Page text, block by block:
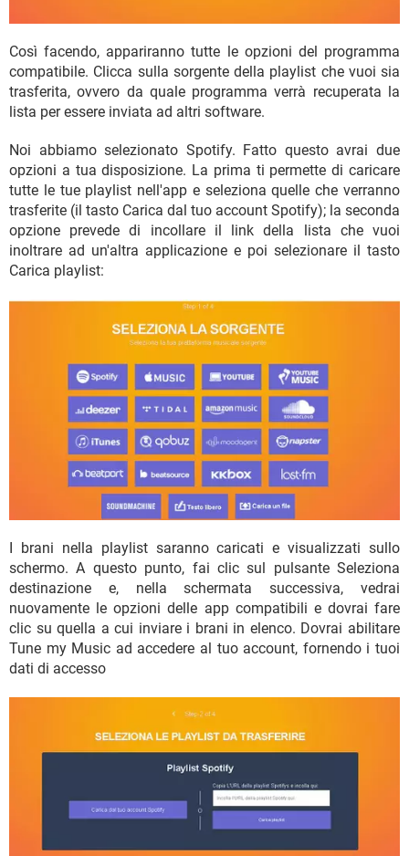
Così facendo, appariranno tutte le opzioni del programma
compatibile. Clicca sulla sorgente della playlist che vuoi sia
trasferita, ovvero da quale programma verrà recuperata la
lista per essere inviata ad altri software.
Noi abbiamo selezionato Spotify. Fatto questo avrai due
opzioni a tua disposizione. La prima ti permette di caricare
tutte le tue playlist nell'app e seleziona quelle che verranno
trasferite (il tasto Carica dal tuo account Spotify); la seconda
opzione prevede di incollare il link della lista che vuoi
inoltrare ad un'altra applicazione e poi selezionare il tasto
Carica playlist:
I brani nella playlist saranno caricati e visualizzati sullo
schermo. A questo punto, fai clic sul pulsante Seleziona
destinazione e, nella schermata successiva, vedrai
nuovamente le opzioni delle app compatibili e dovrai fare
clic su quella a cui inviare i brani in elenco. Dovrai abilitare
Tune my Music ad accedere al tuo account, fornendo i tuoi
dati di accesso